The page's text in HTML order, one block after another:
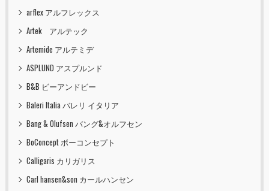
arflex アルフレックス
Artek アルテック
Artemide アルテミデ
ASPLUND アスプルンド
B&B ビーアンドビー
Baleri Italia バレリ イタリア
Bang & Olufsen バング&オルフセン
BoConcept ボーコンセプト
Calligaris カリガリス
Carl hansen&son カールハンセン